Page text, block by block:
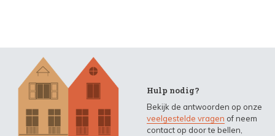
Hulp nodig?
Bekijk de antwoorden op onze
veelgestelde vragen of neem
contact op door te bellen,